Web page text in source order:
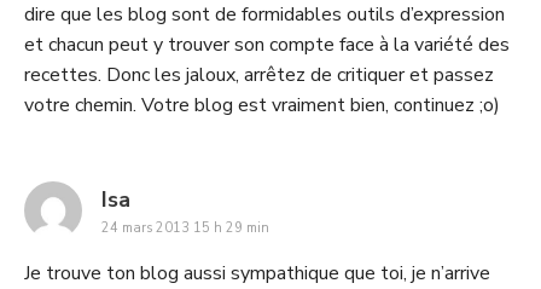
dire que les blog sont de formidables outils d’expression
et chacun peut y trouver son compte face à la variété des
recettes. Donc les jaloux, arrêtez de critiquer et passez
votre chemin. Votre blog est vraiment bien, continuez ;o)
Isa
24 mars 2013 15 h 29 min
Je trouve ton blog aussi sympathique que toi, je n’arrive